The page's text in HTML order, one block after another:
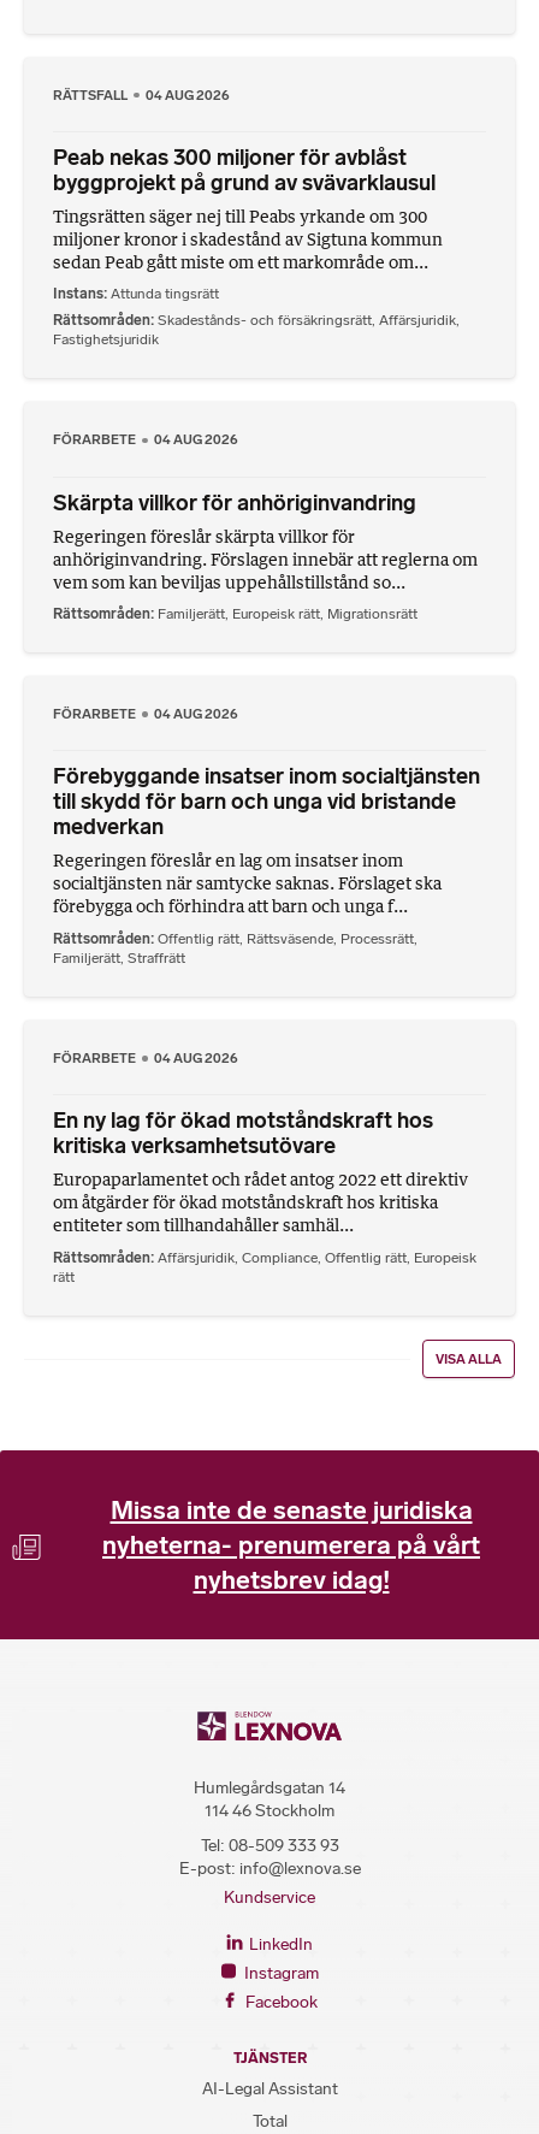
RÄTTSFALL 04 AUG 2026
Peab nekas 300 miljoner för avblåst
byggprojekt på grund av svävarklausul
Tingsrätten säger nej till Peabs yrkande om 300
miljoner kronor i skadestånd av Sigtuna kommun
sedan Peab gått miste om ett markområde om...
Instans Attunda tingsrätt
Rättsområden Skadestånds- och försäkringsrätt, Affärsjuridik,
Fastighetsjuridik
FÖRARBETE 04 AUG 2026
Skärpta villkor för anhöriginvandring
Regeringen föreslår skärpta villkor för
anhöriginvandring. Förslagen innebär att reglerna om
vem som kan beviljas uppehållstillstånd so...
Rättsområden Familjerätt, Europeisk rätt, Migrationsrätt
FÖRARBETE 04 AUG 2026
Förebyggande insatser inom socialtjänsten
till skydd för barn och unga vid bristande
medverkan
Regeringen föreslår en lag om insatser inom
socialtjänsten när samtycke saknas. Förslaget ska
förebygga och förhindra att barn och unga f...
Rättsområden Offentlig rätt, Rättsväsende, Processrätt,
Familjerätt, Straffrätt
FÖRARBETE 04 AUG 2026
En ny lag för ökad motståndskraft hos
kritiska verksamhetsutövare
Europaparlamentet och rådet antog 2022 ett direktiv
om åtgärder för ökad motståndskraft hos kritiska
entiteter som tillhandahåller samhäl...
Rättsområden Affärsjuridik Compliance Offentlig rätt Europeisk
rätt
VISA ALLA
Missa inte de senaste juridiska
nyheterna- prenumerera på vårt
nyhetsbrev idag!
Humlegårdsgatan 14
114 46 Stockholm
Tel: 08-509 333 93
E-post: info@lexnova.se
Kundservice
LinkedIn
Instagram
Facebook
TJÄNSTER
AI-Legal Assistant
Total